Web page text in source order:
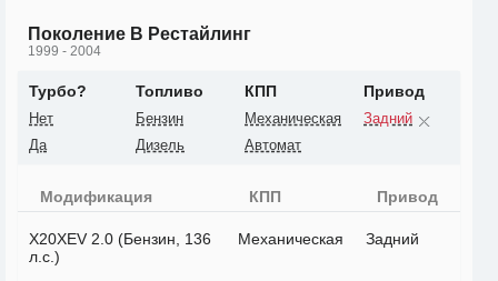
Поколение B Рестайлинг
1999 - 2004
Турбо?
Нет
Да
Топливо
Бензин
Дизель
КПП
Механическая
Автомат
Привод
Задний
Модификация КПП Привод
X20XEV 2.0 (Бензин, 136
л.с.)
Механическая Задний